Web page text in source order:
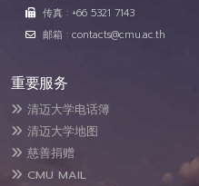
传真 : +66 5321 7143
邮箱 : contacts@cmu.ac.th
重要服务
清迈大学电话簿
清迈大学地图
慈善捐赠
CMU MAIL